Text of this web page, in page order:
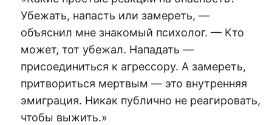
Убежать, напасть или замереть, —
объяснил мне знакомый психолог. — Кто
может, тот убежал. Нападать —
присоединиться к агрессору. А замереть,
притвориться мертвым — это внутренняя
эмиграция. Никак публично не реагировать,
чтобы выжить.»